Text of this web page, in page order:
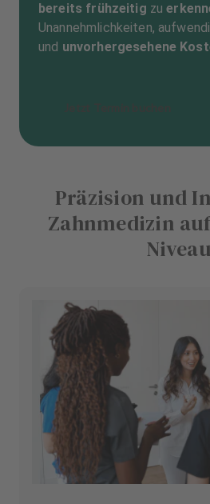
bereits frühzeitig zu
Unannehmlichkeiten,
und unvorhergesehene
Präzision und
Zahnmedizin
Niveau